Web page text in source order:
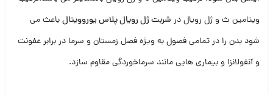
ویتامین ث و ژل رویال در شربت ژل رویال پلاس یوروویتالباعث می
شود بدن را در تمامی فصول به ویژه فصل زمستان و سرما در برابر عفونت
و آنفولانزا و بیماری هایی مانند سرماخوردگی مقاوم سازد.